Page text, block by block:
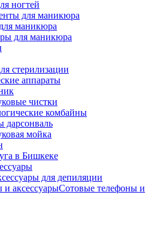
ногтей
для маникюра
маникюра
для маникюра
стерилизации
аппараты
чистки
комбайны
дарсонваль
мойка
в Бишкеке
для депиляции
Сотовые телефоны и